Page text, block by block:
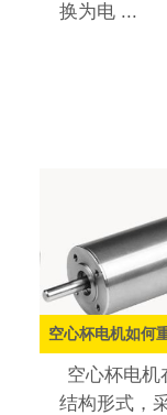
换为电 ...
空心杯电机如何
空心杯电机
结构形式，